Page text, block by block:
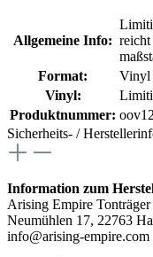
Allgemeine Info:
Format:
Vinyl
Vinyl:
Produktnummer:
Sicherheits- /
Information zum
Arising Empire
Neumühlen 17, 22763
info@arising-empire.com